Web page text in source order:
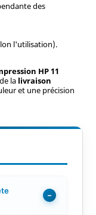
des
l'utilisation).
HP 11
la livraison
et une précision
−